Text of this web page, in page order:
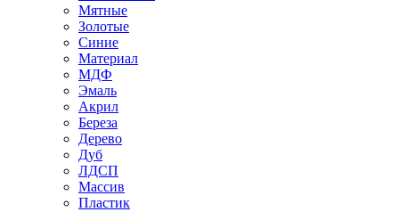
Мятные
Золотые
Синие
Материал
МДФ
Эмаль
Акрил
Береза
Дерево
Дуб
ЛДСП
Массив
Пластик